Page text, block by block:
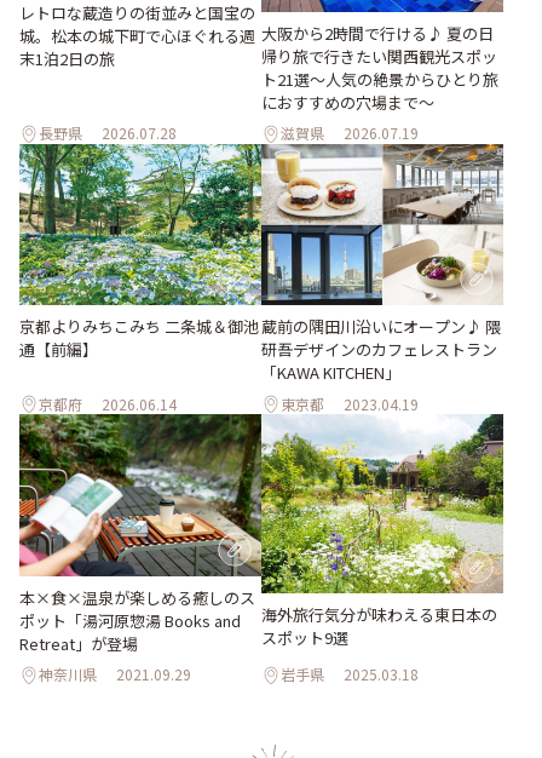
レトロな蔵造りの街並みと国宝の
城。松本の城下町で心ほぐれる週
末1泊2日の旅
長野県 2026.07.28
大阪から2時間で行ける♪ 夏の日
帰り旅で行きたい関西観光スポッ
ト21選～人気の絶景からひとり旅
におすすめの穴場まで～
滋賀県 2026.07.19
京都よりみちこみち 二条城＆御池
通【前編】
京都府 2026.06.14
蔵前の隅田川沿いにオープン♪ 隈
研吾デザインのカフェレストラン
「KAWA KITCHEN」
東京都 2023.04.19
本×食×温泉が楽しめる癒しのス
ポット「湯河原惣湯 Books and
Retreat」が登場
神奈川県 2021.09.29
海外旅行気分が味わえる東日本の
スポット9選
岩手県 2025.03.18